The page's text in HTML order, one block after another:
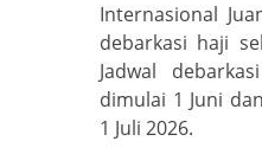
Internasional
debarkasi haji
Jadwal
dimulai 1 Juni
1 Juli 2026.